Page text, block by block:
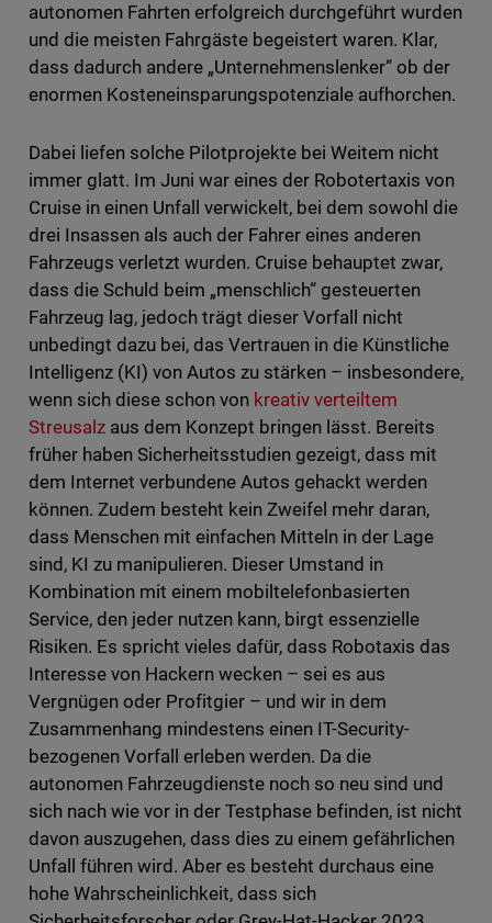
autonomen Fahrten erfolgreich durchgeführt wurden
und die meisten Fahrgäste begeistert waren. Klar,
dass dadurch andere „Unternehmenslenker“ ob der
enormen Kosteneinsparungspotenziale aufhorchen.
Dabei liefen solche Pilotprojekte bei Weitem nicht
immer glatt. Im Juni war eines der Robotertaxis von
Cruise in einen Unfall verwickelt, bei dem sowohl die
drei Insassen als auch der Fahrer eines anderen
Fahrzeugs verletzt wurden. Cruise behauptet zwar,
dass die Schuld beim „menschlich“ gesteuerten
Fahrzeug lag, jedoch trägt dieser Vorfall nicht
unbedingt dazu bei, das Vertrauen in die Künstliche
Intelligenz (KI) von Autos zu stärken – insbesondere,
wenn sich diese schon von kreativ verteiltem
Streusalzaus dem Konzept bringen lässt. Bereits
früher haben Sicherheitsstudien gezeigt, dass mit
dem Internet verbundene Autos gehackt werden
können. Zudem besteht kein Zweifel mehr daran,
dass Menschen mit einfachen Mitteln in der Lage
sind, KI zu manipulieren. Dieser Umstand in
Kombination mit einem mobiltelefonbasierten
Service, den jeder nutzen kann, birgt essenzielle
Risiken. Es spricht vieles dafür, dass Robotaxis das
Interesse von Hackern wecken – sei es aus
Vergnügen oder Profitgier – und wir in dem
Zusammenhang mindestens einen IT-Security-
bezogenen Vorfall erleben werden. Da die
autonomen Fahrzeugdienste noch so neu sind und
sich nach wie vor in der Testphase befinden, ist nicht
davon auszugehen, dass dies zu einem gefährlichen
Unfall führen wird. Aber es besteht durchaus eine
hohe Wahrscheinlichkeit, dass sich